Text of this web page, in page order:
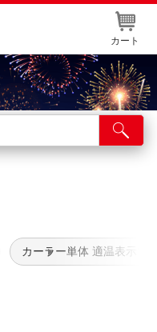
カート
カーラー単体 適温表示マ